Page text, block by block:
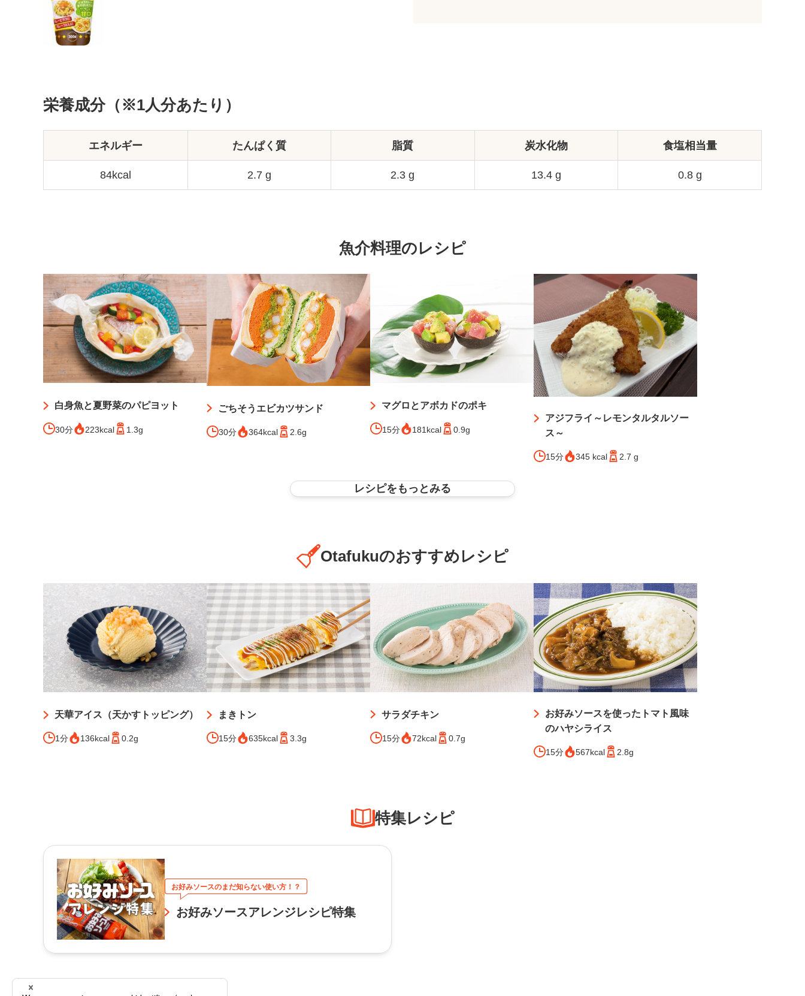
栄養成分（※1人分あたり）
エネルギー
84kcal
たんぱく質
2.7 g
脂質
2.3 g
炭水化物
13.4 g
食塩相当量
0.8 g
魚介料理のレシピ
白身魚と夏野菜のパピヨット
30分 223kcal 1.3g
ごちそうエビカツサンド
30分 364kcal 2.6g
マグロとアボカドのポキ
15分 181kcal 0.9g
アジフライ～レモンタルタルソー
ス～
15分 345 kcal 2.7 g
レシピをもっとみる
Otafukuのおすすめレシピ
天華アイス（天かすトッピング）
1分 136kcal 0.2g
まきトン
15分 635kcal 3.3g
サラダチキン
15分 72kcal 0.7g
お好みソースを使ったトマト風味
のハヤシライス
15分 567kcal 2.8g
特集レシピ
お好みソースのまだ知らない使い方！？
お好みソースアレンジレシピ特集